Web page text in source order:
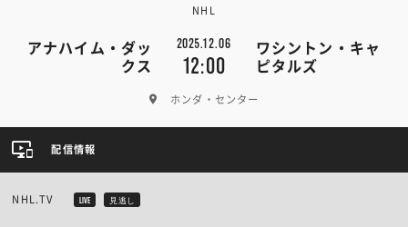
NHL
アナハイム・ダッ
クス
2025.12.06
12:00
ワシントン・キャ
ピタルズ
ホンダ・センター
配信情報
NHL.TV LIVE 見逃し